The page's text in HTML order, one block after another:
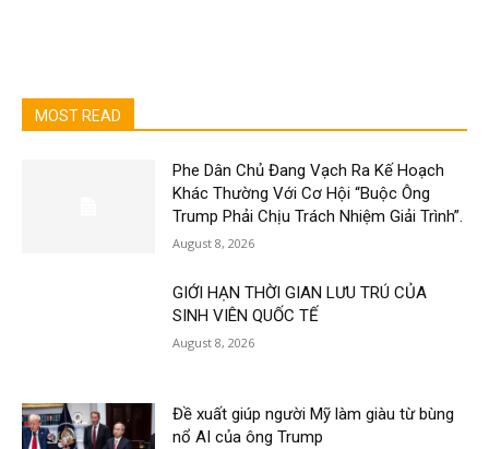
MOST READ
Phe Dân Chủ Đang Vạch Ra Kế Hoạch
Khác Thường Với Cơ Hội “Buộc Ông
Trump Phải Chịu Trách Nhiệm Giải Trình”.
August 8, 2026
GIỚI HẠN THỜI GIAN LƯU TRÚ CỦA
SINH VIÊN QUỐC TẾ
August 8, 2026
Đề xuất giúp người Mỹ làm giàu từ bùng
nổ AI của ông Trump